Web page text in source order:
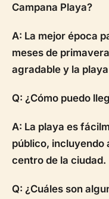
Campana Playa?
A: La mejor época
meses de
agradable y la
Q: ¿Cómo puedo
A: La playa es
público, incluyendo
centro de la ciudad.
Q: ¿Cuáles son